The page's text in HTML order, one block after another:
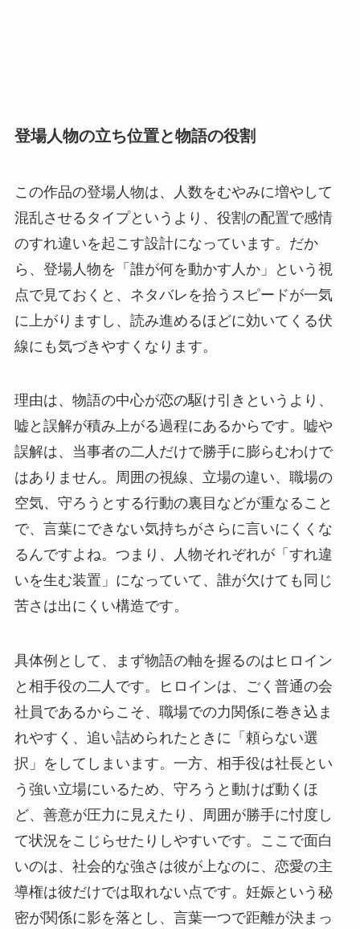
登場人物の立ち位置と物語の役割
この作品の登場人物は、人数をむやみに増やして
混乱させるタイプというより、役割の配置で感情
のすれ違いを起こす設計になっています。だか
ら、登場人物を「誰が何を動かす人か」という視
点で見ておくと、ネタバレを拾うスピードが一気
に上がりますし、読み進めるほどに効いてくる伏
線にも気づきやすくなります。
理由は、物語の中心が恋の駆け引きというより、
嘘と誤解が積み上がる過程にあるからです。嘘や
誤解は、当事者の二人だけで勝手に膨らむわけで
はありません。周囲の視線、立場の違い、職場の
空気、守ろうとする行動の裏目などが重なること
で、言葉にできない気持ちがさらに言いにくくな
るんですよね。つまり、人物それぞれが「すれ違
いを生む装置」になっていて、誰が欠けても同じ
苦さは出にくい構造です。
具体例として、まず物語の軸を握るのはヒロイン
と相手役の二人です。ヒロインは、ごく普通の会
社員であるからこそ、職場での力関係に巻き込ま
れやすく、追い詰められたときに「頼らない選
択」をしてしまいます。一方、相手役は社長とい
う強い立場にいるため、守ろうと動けば動くほ
ど、善意が圧力に見えたり、周囲が勝手に忖度し
て状況をこじらせたりしやすいです。ここで面白
いのは、社会的な強さは彼が上なのに、恋愛の主
導権は彼だけでは取れない点です。妊娠という秘
密が関係に影を落とし、言葉一つで距離が決まっ